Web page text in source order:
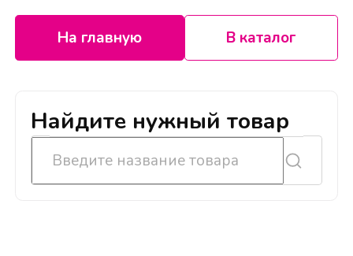
На главную В каталог
Найдите нужный товар